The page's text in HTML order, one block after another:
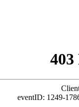
eventID: 1249-